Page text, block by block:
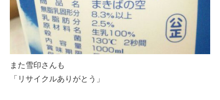
また雪印さんも
「リサイクルありがとう」